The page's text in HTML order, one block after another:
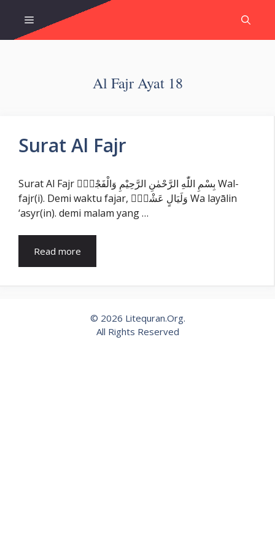
content
Menu
Al Fajr Ayat 18
Surat Al Fajr
Surat Al Fajr بِسْمِ اللّٰهِ الرَّحْمٰنِ الرَّحِيْمِ وَالْفَجْرِۙ Wal-
fajr(i). Demi waktu fajar, وَلَيَالٍ عَشْرٍۙ Wa layālin
‘asyr(in). demi malam yang …
Read more
© 2026 Litequran.Org.
All Rights Reserved